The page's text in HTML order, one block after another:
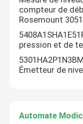
Module
Panneau de
Digital je module
compteur de
Rosemount 3051
pression et de
Émetteur de
Automate